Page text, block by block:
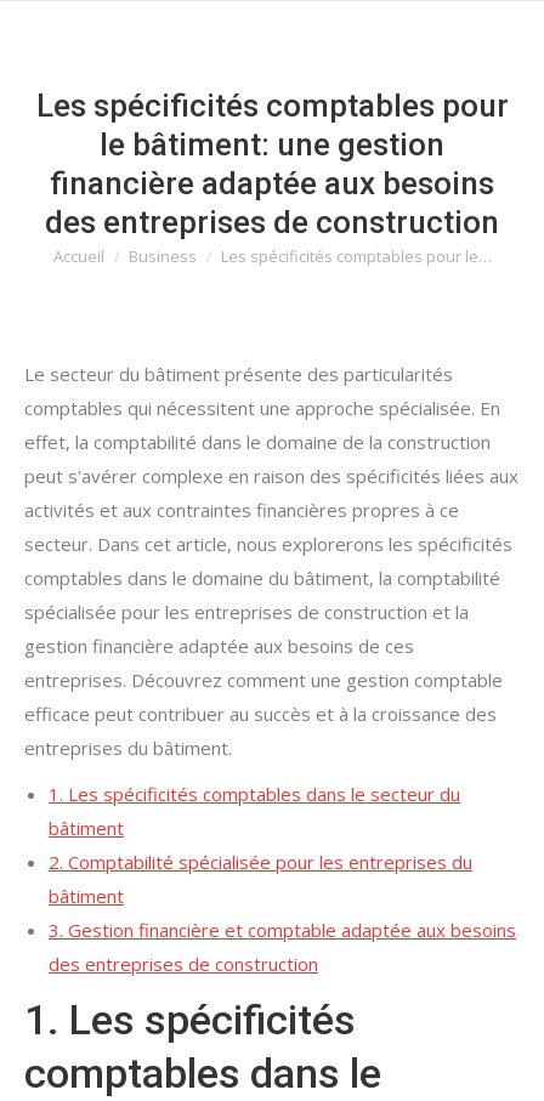
Les spécificités comptables pour
le bâtiment: une gestion
financière adaptée aux besoins
des entreprises de construction
Vous êtes ici :
Accueil Business Les spécificités comptables pour le…
Le secteur du bâtiment présente des particularités
comptables qui nécessitent une approche spécialisée. En
effet, la comptabilité dans le domaine de la construction
peut s'avérer complexe en raison des spécificités liées aux
activités et aux contraintes financières propres à ce
secteur. Dans cet article, nous explorerons les spécificités
comptables dans le domaine du bâtiment, la comptabilité
spécialisée pour les entreprises de construction et la
gestion financière adaptée aux besoins de ces
entreprises. Découvrez comment une gestion comptable
efficace peut contribuer au succès et à la croissance des
entreprises du bâtiment.
1. Les spécificités comptables dans le secteur du
bâtiment
2. Comptabilité spécialisée pour les entreprises du
bâtiment
3. Gestion financière et comptable adaptée aux besoins
des entreprises de construction
1. Les spécificités
comptables dans le